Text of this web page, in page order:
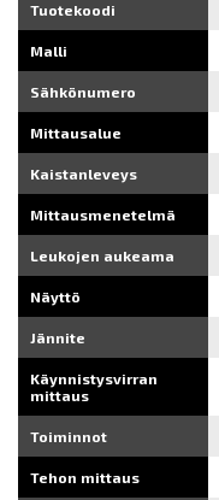
Tuotekoodi
Malli
Sähkönumero
Mittausalue
Kaistanleveys
Mittausmenetelmä
Leukojen aukeama
Näyttö
Jännite
Käynnistysvirran
mittaus
Toiminnot
Tehon mittaus